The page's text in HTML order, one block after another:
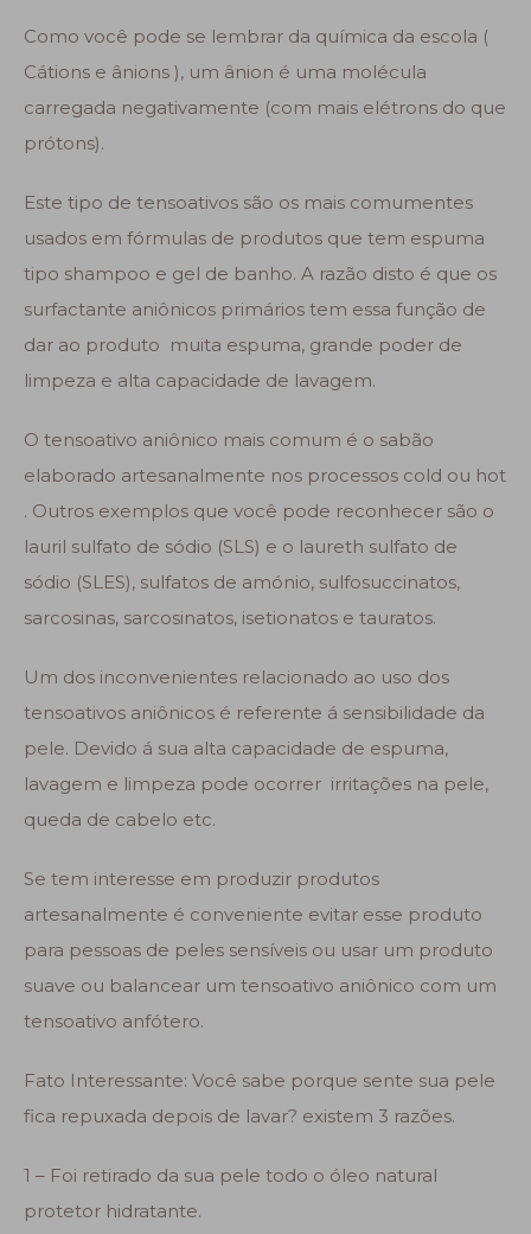
Como você pode se lembrar da química da escola (
Cátions e ânions ), um ânion é uma molécula
carregada negativamente (com mais elétrons do que
prótons).
Este tipo de tensoativos são os mais comumentes
usados em fórmulas de produtos que tem espuma
tipo shampoo e gel de banho. A razão disto é que os
surfactante aniônicos primários tem essa função de
dar ao produto muita espuma, grande poder de
limpeza e alta capacidade de lavagem.
O tensoativo aniônico mais comum é o sabão
elaborado artesanalmente nos processos cold ou hot
. Outros exemplos que você pode reconhecer são o
lauril sulfato de sódio (SLS) e o laureth sulfato de
sódio (SLES), sulfatos de amónio, sulfosuccinatos,
sarcosinas, sarcosinatos, isetionatos e tauratos.
Um dos inconvenientes relacionado ao uso dos
tensoativos aniônicos é referente á sensibilidade da
pele. Devido á sua alta capacidade de espuma,
lavagem e limpeza pode ocorrer irritações na pele,
queda de cabelo etc.
Se tem interesse em produzir produtos
artesanalmente é conveniente evitar esse produto
para pessoas de peles sensíveis ou usar um produto
suave ou balancear um tensoativo aniônico com um
tensoativo anfótero.
Fato Interessante: Você sabe porque sente sua pele
fica repuxada depois de lavar? existem 3 razões.
1 – Foi retirado da sua pele todo o óleo natural
protetor hidratante.